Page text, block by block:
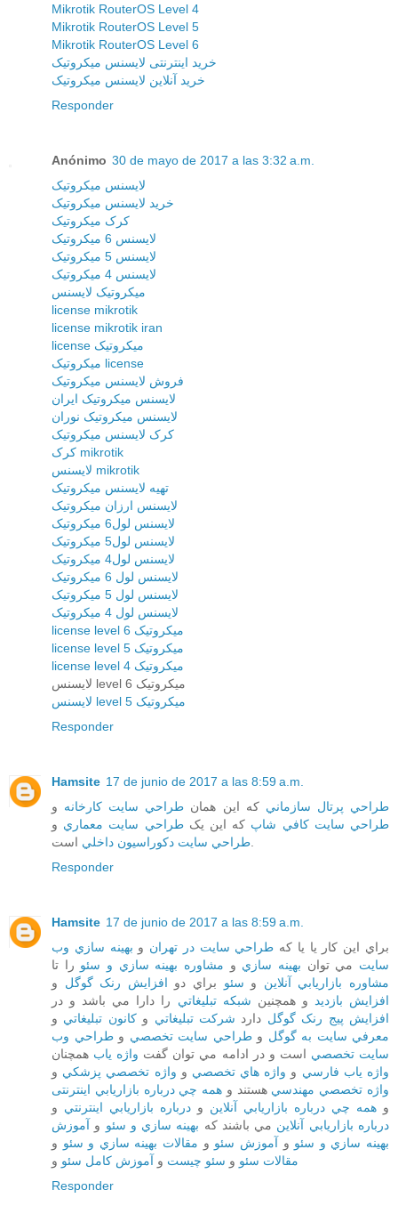
Mikrotik RouterOS Level 4
Mikrotik RouterOS Level 5
Mikrotik RouterOS Level 6
خرید اینترنتی لایسنس میکروتیک
خرید آنلاین لایسنس میکروتیک
Responder
Anónimo 30 de mayo de 2017 a las 3:32 a.m.
لایسنس میکروتیک
خرید لایسنس میکروتیک
کرک میکروتیک
لایسنس 6 میکروتیک
لایسنس 5 میکروتیک
لایسنس 4 میکروتیک
میکروتیک لایسنس
license mikrotik
license mikrotik iran
license میکروتیک
میکروتیک license
فروش لایسنس میکروتیک
لایسنس میکروتیک ایران
لایسنس میکروتیک نوران
کرک لایسنس میکروتیک
کرک mikrotik
لایسنس mikrotik
تهیه لایسنس میکروتیک
لایسنس ارزان میکروتیک
لایسنس لول6 میکروتیک
لایسنس لول5 میکروتیک
لایسنس لول4 میکروتیک
لایسنس لول 6 میکروتیک
لایسنس لول 5 میکروتیک
لایسنس لول 4 میکروتیک
license level 6 میکروتیک
license level 5 میکروتیک
license level 4 میکروتیک
لایسنس level 6 میکروتیک
لایسنس level 5 میکروتیک
Responder
Hamsite 17 de junio de 2017 a las 8:59 a.m.
طراحي پرتال سازماني که اين همان طراحي سايت کارخانه و
طراحي سايت کافي شاپ که اين يکطراحي سايت معماري و
طراحي سايت دکوراسيون داخلياست.
Responder
Hamsite 17 de junio de 2017 a las 8:59 a.m.
براي اين کار يا يا که طراحي سايت در تهران و بهينه سازي وب
سايت مي توان بهينه سازي و مشاوره بهينه سازي و سئو را تا
مشاوره بازاريابي آنلاين و سئو براي دو افزايش رنک گوگل و
افزايش بازديد و همچنين شبکه تبليغاتي را دارا مي باشد و در
افزايش پيج رنک گوگل دارد شرکت تبليغاتي وکانون تبليغاتي و
معرفي سايت به گوگل وطراحي سايت تخصصي وطراحي وب
سايت تخصصي است و در ادامه مي توان گفت واژه ياب همچنان
واژه ياب فارسي و واژه هاي تخصصي و واژه تخصصي پزشکي و
واژه تخصصي مهندسي هستند و همه چي درباره بازاريابي اینترنتی
و همه چي درباره بازاريابي آنلاين و درباره بازاريابي اينترنتي و
درباره بازاريابي آنلاين مي باشند که بهينه سازي و سئو و آموزش
بهينه سازي و سئو و آموزش سئو و مقالات بهينه سازي و سئو و
مقالات سئو و سئو چيست و آموزش کامل سئو و
Responder